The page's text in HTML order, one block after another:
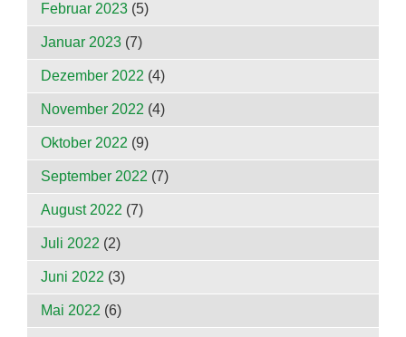
Februar 2023 (5)
Januar 2023 (7)
Dezember 2022 (4)
November 2022 (4)
Oktober 2022 (9)
September 2022 (7)
August 2022 (7)
Juli 2022 (2)
Juni 2022 (3)
Mai 2022 (6)